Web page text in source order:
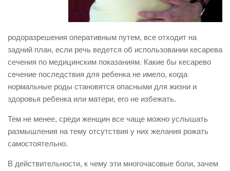
родоразрешения оперативным путем, все отходит на
задний план, если речь ведется об использовании кесарева
сечения по медицинским показаниям. Какие бы кесарево
сечение последствия для ребенка не имело, когда
нормальные роды становятся опасными для жизни и
здоровья ребенка или матери, его не избежать.
Тем не менее, среди женщин все чаще можно услышать
размышления на тему отсутствия у них желания рожать
самостоятельно.
В действительности, к чему эти многочасовые боли, зачем